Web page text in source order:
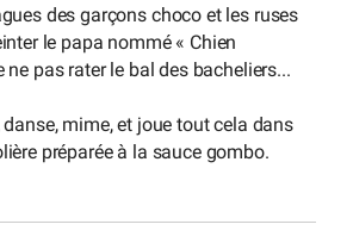
des garçons choco et les ruses
le papa nommé « Chien
pas rater le bal des bacheliers...
mime, et joue tout cela dans
préparée à la sauce gombo.